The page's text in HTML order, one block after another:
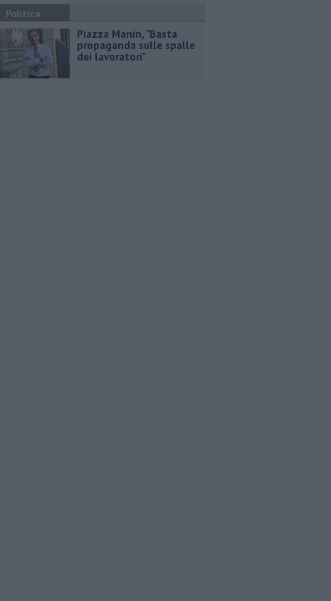
Politica
Piazza Manin, "Basta
propaganda sulle spalle
dei lavoratori"